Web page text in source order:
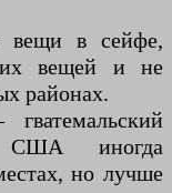
вещи в сейфе,
вещей и не
районах.
США иногда
но лучше